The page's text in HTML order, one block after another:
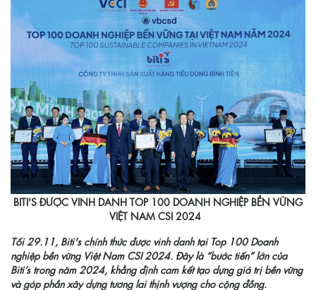
BITI'S ĐƯỢC VINH DANH TOP 100 DOANH NGHIỆP BỀN VỮNG
VIỆT NAM CSI 2024
Tối 29.11, Biti's chính thức được vinh danh tại Top 100 Doanh
nghiệp bền vững Việt Nam CSI 2024. Đây là “bước tiến” lớn của
Biti’s trong năm 2024, khẳng định cam kết tạo dựng giá trị bền vững
và góp phần xây dựng tương lai thịnh vượng cho cộng đồng.